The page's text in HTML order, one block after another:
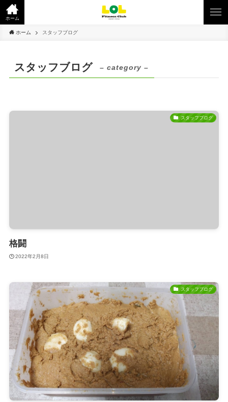
ホーム
ホーム スタッフブログ
スタッフブログ – category –
スタッフブログ
格闘
2022年2月8日
スタッフブログ